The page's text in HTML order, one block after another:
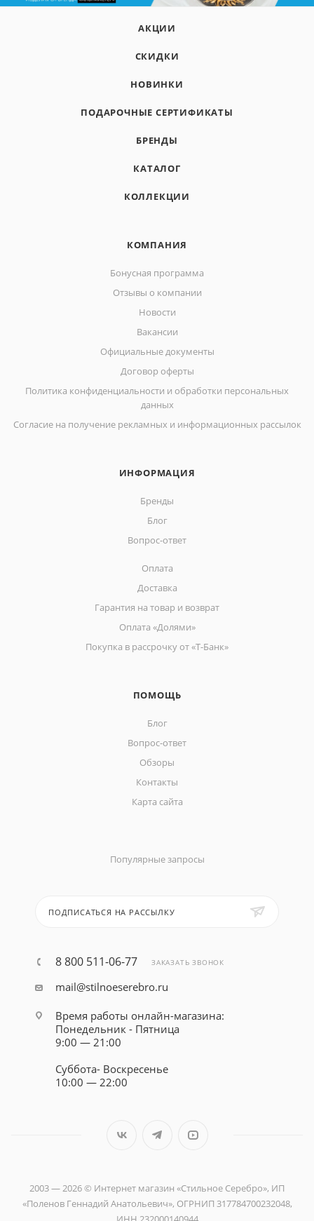
АКЦИИ
СКИДКИ
НОВИНКИ
ПОДАРОЧНЫЕ СЕРТИФИКАТЫ
БРЕНДЫ
КАТАЛОГ
КОЛЛЕКЦИИ
КОМПАНИЯ
Бонусная программа
Отзывы о компании
Новости
Вакансии
Официальные документы
Договор оферты
Политика конфиденциальности и обработки персональных
данных
Согласие на получение рекламных и информационных рассылок
ИНФОРМАЦИЯ
Бренды
Блог
Вопрос-ответ
Оплата
Доставка
Гарантия на товар и возврат
Оплата «Долями»
Покупка в рассрочку от «Т-Банк»
ПОМОЩЬ
Блог
Вопрос-ответ
Обзоры
Контакты
Карта сайта
Популярные запросы
ПОДПИСАТЬСЯ НА РАССЫЛКУ
8 800 511-06-77 ЗАКАЗАТЬ ЗВОНОК
mail@stilnoeserebro.ru
Время работы онлайн-магазина:
Понедельник - Пятница
9:00 — 21:00
Суббота- Воскресенье
10:00 — 22:00
2003 — 2026 © Интернет магазин «Стильное Серебро», ИП
«Поленов Геннадий Анатольевич», ОГРНИП 317784700232048,